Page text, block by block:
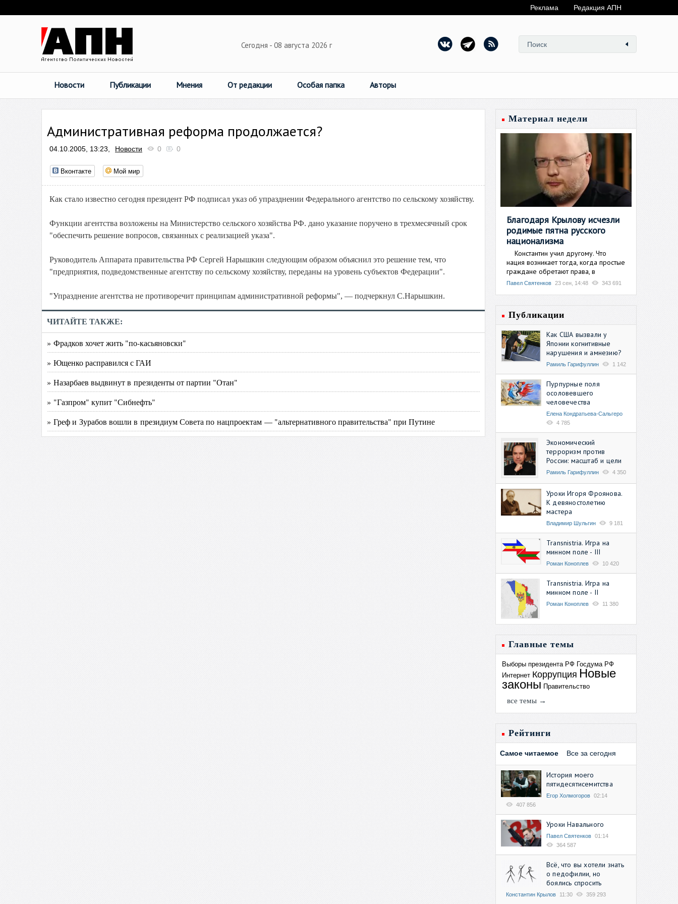
Реклама Редакция АПН
Сегодня - 08 августа 2026 г
Новости Публикации Мнения От редакции Особая папка Авторы
Административная реформа продолжается?
04.10.2005, 13:23, Новости 0 0
Вконтакте Мой мир
Как стало известно сегодня президент РФ подписал указ об упразднении Федерального агентство по сельскому хозяйству.
Функции агентства возложены на Министерство сельского хозяйства РФ. дано указание поручено в трехмесячный срок
"обеспечить решение вопросов, связанных с реализацией указа".
Руководитель Аппарата правительства РФ Сергей Нарышкин следующим образом объяснил это решение тем, что
"предприятия, подведомственные агентству по сельскому хозяйству, переданы на уровень субъектов Федерации".
"Упразднение агентства не противоречит принципам административной реформы", — подчеркнул С.Нарышкин.
ЧИТАЙТЕ ТАКЖЕ:
» Фрадков хочет жить "по-касьяновски"
» Ющенко расправился с ГАИ
» Назарбаев выдвинут в президенты от партии "Отан"
» "Газпром" купит "Сибнефть"
» Греф и Зурабов вошли в президиум Совета по нацпроектам — "альтернативного правительства" при Путине
Материал недели
Благодаря Крылову исчезли
родимые пятна русского
национализма
Константин учил другому. Что
нация возникает тогда, когда простые
граждане обретают права, в
Павел Святенков 23 сен, 14:48 343 691
Публикации
Как США вызвали у
Японии когнитивные
нарушения и амнезию?
Рамиль Гарифуллин 1 142
Пурпурные поля
осоловевшего
человечества
Елена Кондратьева-Сальгеро
4 785
Экономический
терроризм против
России: масштаб и цели
Рамиль Гарифуллин 4 350
Уроки Игоря Фроянова.
К девяностолетию
мастера
Владимир Шульгин 9 181
Transnistria. Игра на
минном поле - III
Роман Коноплев 10 420
Transnistria. Игра на
минном поле - II
Роман Коноплев 11 380
Главные темы
Выборы президента РФ Госдума РФ
Интернет Коррупция Новые
законы Правительство
все темы →
Рейтинги
Самое читаемое Все за сегодня
История моего
пятидесятисемитства
Егор Холмогоров 02:14
407 856
Уроки Навального
Павел Святенков 01:14
364 587
Всё, что вы хотели знать
о педофилии, но
боялись спросить
Константин Крылов 11:30 359 293